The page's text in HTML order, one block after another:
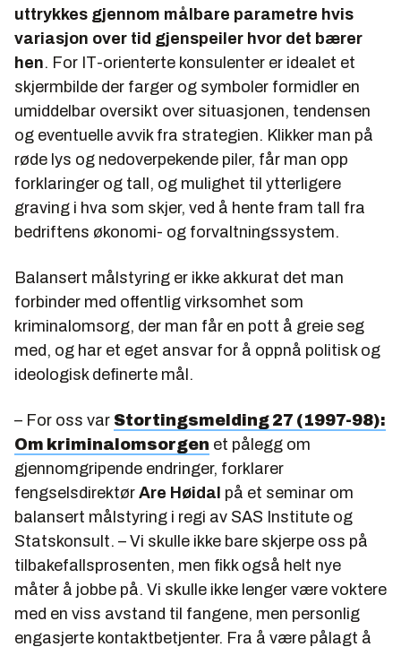
uttrykkes gjennom målbare parametre hvis
variasjon over tid gjenspeiler hvor det bærer
hen. For IT-orienterte konsulenter er idealet et
skjermbilde der farger og symboler formidler en
umiddelbar oversikt over situasjonen, tendensen
og eventuelle avvik fra strategien. Klikker man på
røde lys og nedoverpekende piler, får man opp
forklaringer og tall, og mulighet til ytterligere
graving i hva som skjer, ved å hente fram tall fra
bedriftens økonomi- og forvaltningssystem.
Balansert målstyring er ikke akkurat det man
forbinder med offentlig virksomhet som
kriminalomsorg, der man får en pott å greie seg
med, og har et eget ansvar for å oppnå politisk og
ideologisk definerte mål.
– For oss var Stortingsmelding 27 (1997-98):
Om kriminalomsorgen et pålegg om
gjennomgripende endringer, forklarer
fengselsdirektør Are Høidal på et seminar om
balansert målstyring i regi av SAS Institute og
Statskonsult. – Vi skulle ikke bare skjerpe oss på
tilbakefallsprosenten, men fikk også helt nye
måter å jobbe på. Vi skulle ikke lenger være voktere
med en viss avstand til fangene, men personlig
engasjerte kontaktbetjenter. Fra å være pålagt å